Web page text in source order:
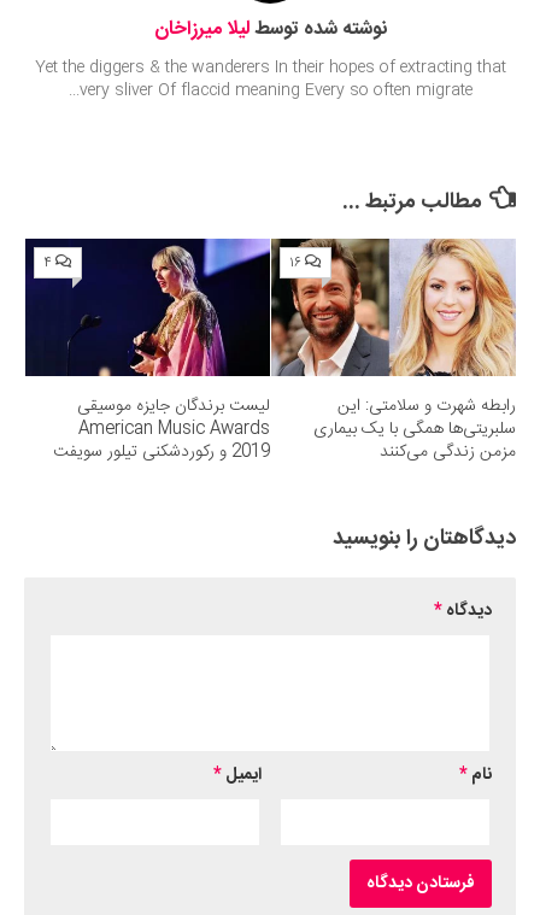
نوشته شده توسطلیلا میرزاخان
Yet the diggers & the wanderers In their hopes of extracting that
very sliver Of flaccid meaning Every so often migrate...
مطالب مرتبط ...
۱۶
رابطه شهرت و سلامتی: این
سلبریتی‌ها همگی با یک بیماری
مزمن زندگی می‌کنند
۴
لیست برندگان جایزه موسیقی
American Music Awards
2019 و رکوردشکنی تیلور سویفت
دیدگاهتان را بنویسید
دیدگاه*
نام* ایمیل*